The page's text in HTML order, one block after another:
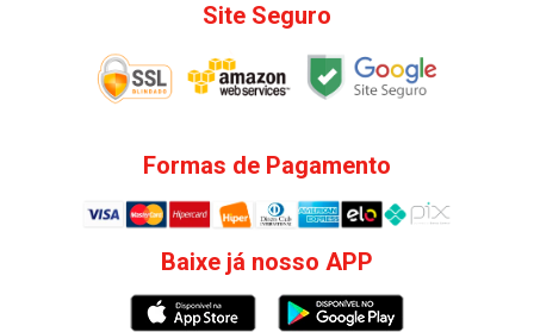
Site Seguro
Formas de Pagamento
Baixe já nosso APP